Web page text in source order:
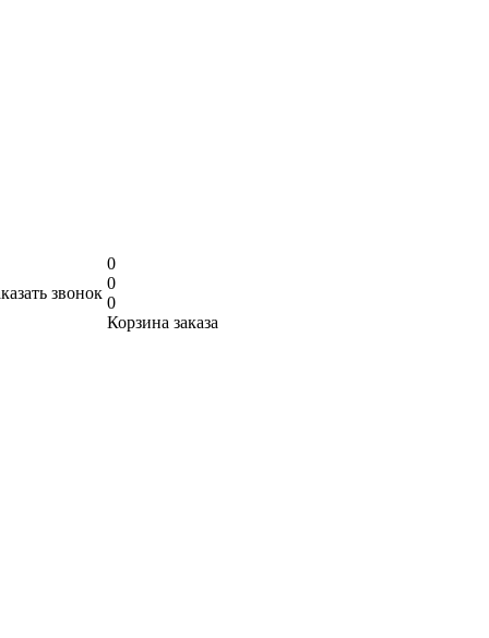
звонок
0
0
0
Корзина заказа